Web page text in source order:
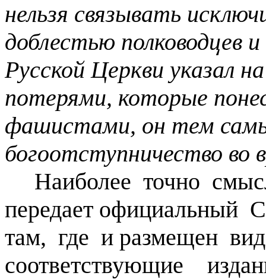
нельзя связывать
доблестью полководцев
Русской Церкви указал
потерями, которые
фашистами, он тем
богоотступничество во
Наиболее точно
передает официальный
там, где и размещен
соответствующие